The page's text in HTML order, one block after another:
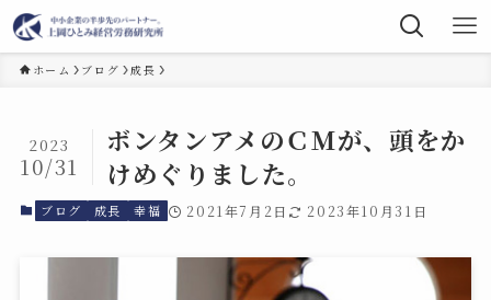
ホーム ブログ 成長
ボンタンアメのＣＭが、頭をか
けめぐりました。
2023
10/31
ブログ 成長 幸福 2021年7月2日 2023年10月31日